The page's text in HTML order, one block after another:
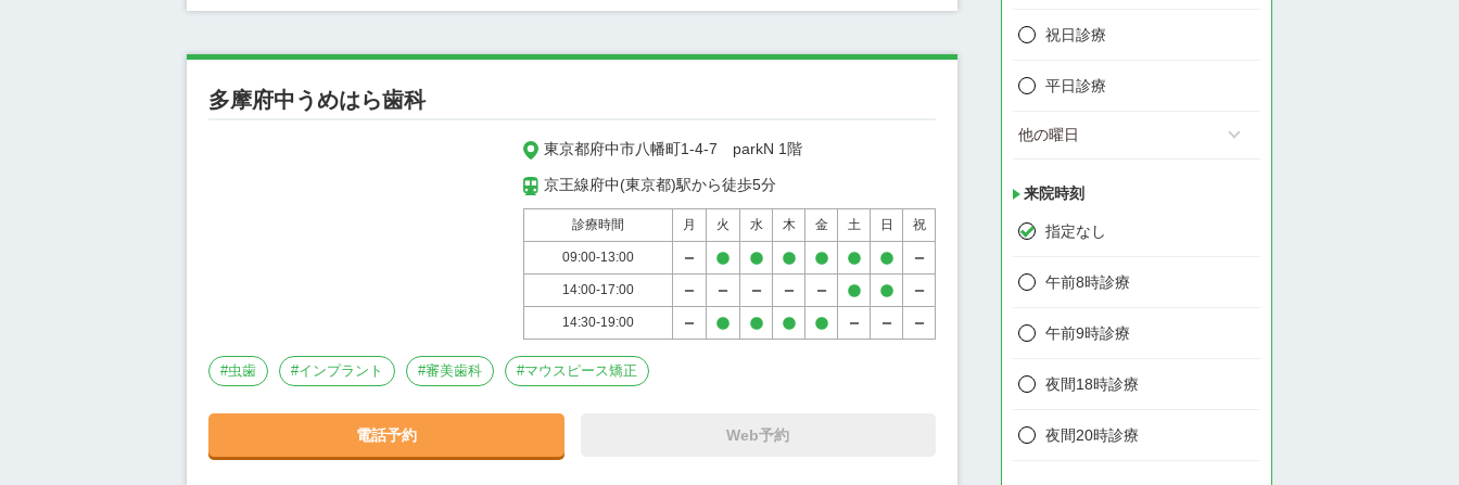
祝日診療
平日診療
他の曜日
来院時刻
指定なし
午前8時診療
午前9時診療
夜間18時診療
夜間20時診療
多摩府中うめはら歯科
東京都府中市八幡町1-4-7　parkN 1階
京王線府中(東京都)駅から徒歩5分
診療時間 月 火 水 木 金 土 日 祝
09:00-13:00
14:00-17:00
14:30-19:00
#虫歯 #インプラント #審美歯科 #マウスピース矯正
電話予約 Web予約